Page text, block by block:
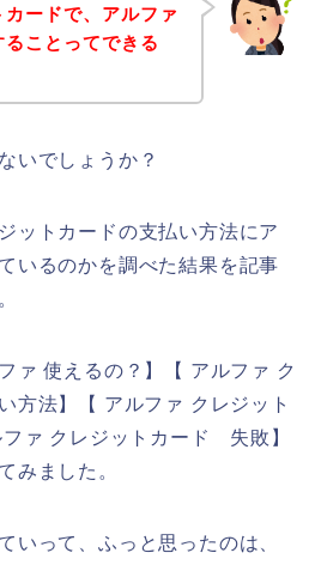
ードで、アルファ
ことってできる
いでしょうか？
ットカードの支払い方法にア
いるのかを調べた結果を記事
ァ 使えるの？】【 アルファ ク
方法】【 アルファ クレジット
ァ クレジットカード 失敗】
みました。
いって、ふっと思ったのは、